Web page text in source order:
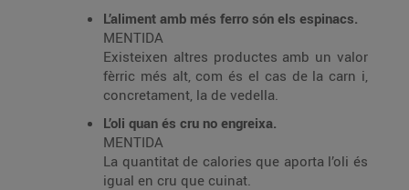
L’aliment amb més ferro són els espinacs.
MENTIDA
Existeixen altres productes amb un valor
fèrric més alt, com és el cas de la carn i,
concretament, la de vedella.
L’oli quan és cru no engreixa.
MENTIDA
La quantitat de calories que aporta l’oli és
igual en cru que cuinat.